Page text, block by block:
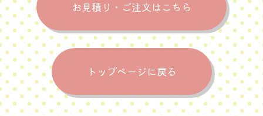
お見積り・ご注文はこちら
トップページに戻る